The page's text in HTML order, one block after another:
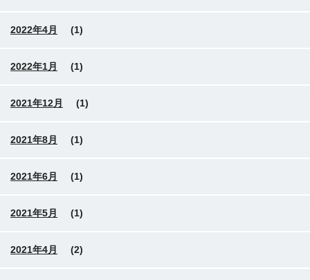
2022年4月 (1)
2022年1月 (1)
2021年12月 (1)
2021年8月 (1)
2021年6月 (1)
2021年5月 (1)
2021年4月 (2)